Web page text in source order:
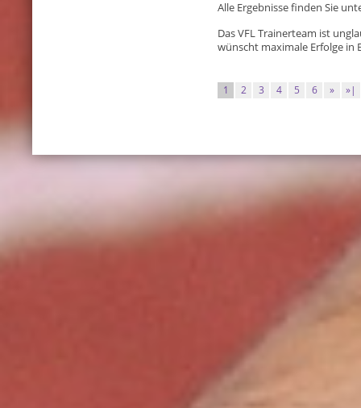
Alle Ergebnisse finden Sie
Das VFL Trainerteam ist
wünscht maximale Erfolge in
1 2 3 4 5 6 » »|